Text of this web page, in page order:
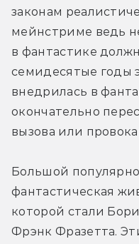
законам
мейнстриме ведь
в фантастике
семидесятые годы
внедрилась в
окончательно
вызова или
Большой
фантастическая
которой стали
Фрэнк Фразетта.